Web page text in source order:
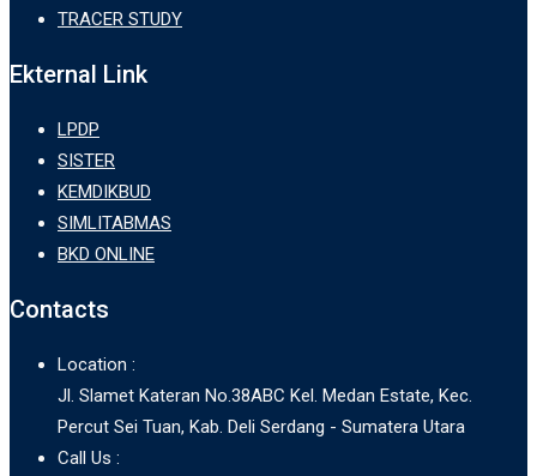
TRACER STUDY
Ekternal Link
LPDP
SISTER
KEMDIKBUD
SIMLITABMAS
BKD ONLINE
Contacts
Location :
Jl. Slamet Kateran No.38ABC Kel. Medan Estate, Kec.
Percut Sei Tuan, Kab. Deli Serdang - Sumatera Utara
Call Us :